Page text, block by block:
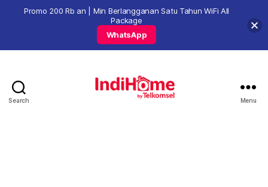
Search Menu
Promo 200 Rb an | Min Berlangganan Satu Tahun WiFi All
Package
WhatsApp